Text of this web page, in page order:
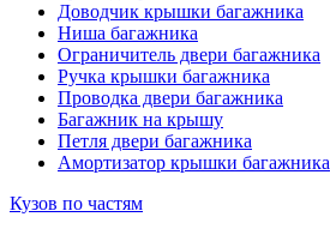
Доводчик крышки багажника
Ниша багажника
Ограничитель двери багажника
Ручка крышки багажника
Проводка двери багажника
Багажник на крышу
Петля двери багажника
Амортизатор крышки багажника
Кузов по частям